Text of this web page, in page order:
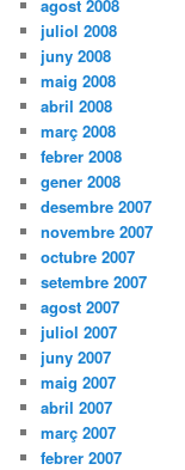
agost 2008
juliol 2008
juny 2008
maig 2008
abril 2008
març 2008
febrer 2008
gener 2008
desembre 2007
novembre 2007
octubre 2007
setembre 2007
agost 2007
juliol 2007
juny 2007
maig 2007
abril 2007
març 2007
febrer 2007